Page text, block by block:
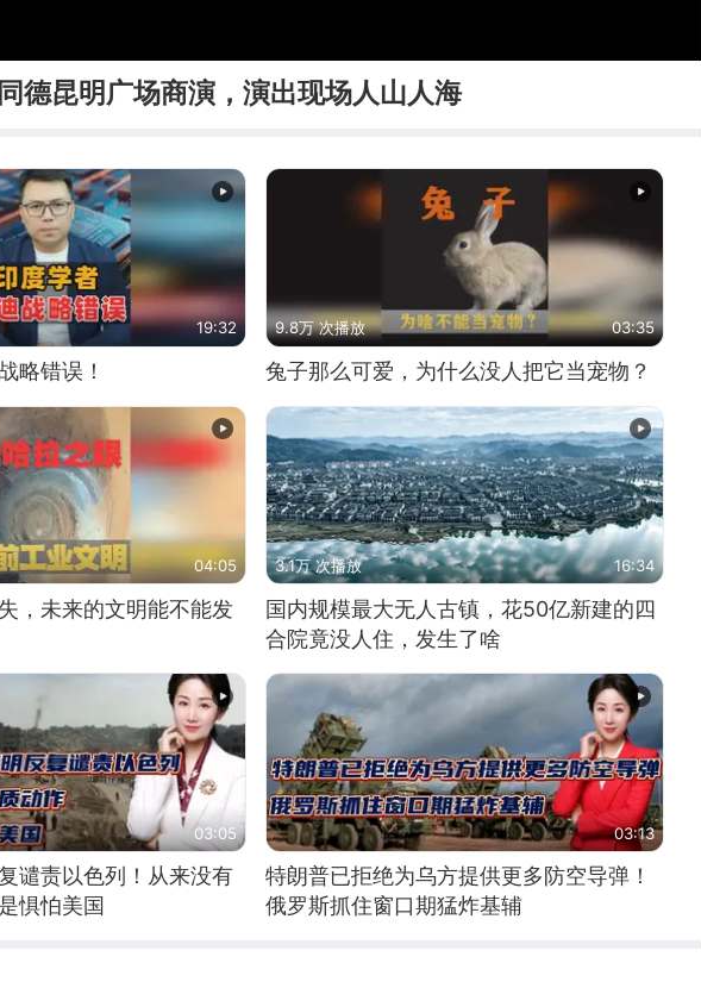
德昆明广场商演，演出现场人山人海
19:32
略错误！
9.8万 次播放 03:35
兔子那么可爱，为什么没人把它当宠物？
04:05
，未来的文明能不能发
3.1万 次播放 16:34
国内规模最大无人古镇，花50亿新建的四
合院竟没人住，发生了啥
03:05
谴责以色列！从来没有
惧怕美国
03:13
特朗普已拒绝为乌方提供更多防空导弹！
俄罗斯抓住窗口期猛炸基辅